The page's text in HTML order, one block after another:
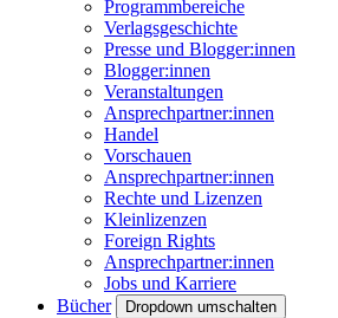
Programmbereiche
Verlagsgeschichte
Presse und Blogger:innen
Blogger:innen
Veranstaltungen
Ansprechpartner:innen
Handel
Vorschauen
Ansprechpartner:innen
Rechte und Lizenzen
Kleinlizenzen
Foreign Rights
Ansprechpartner:innen
Jobs und Karriere
Bücher
Dropdown umschalten